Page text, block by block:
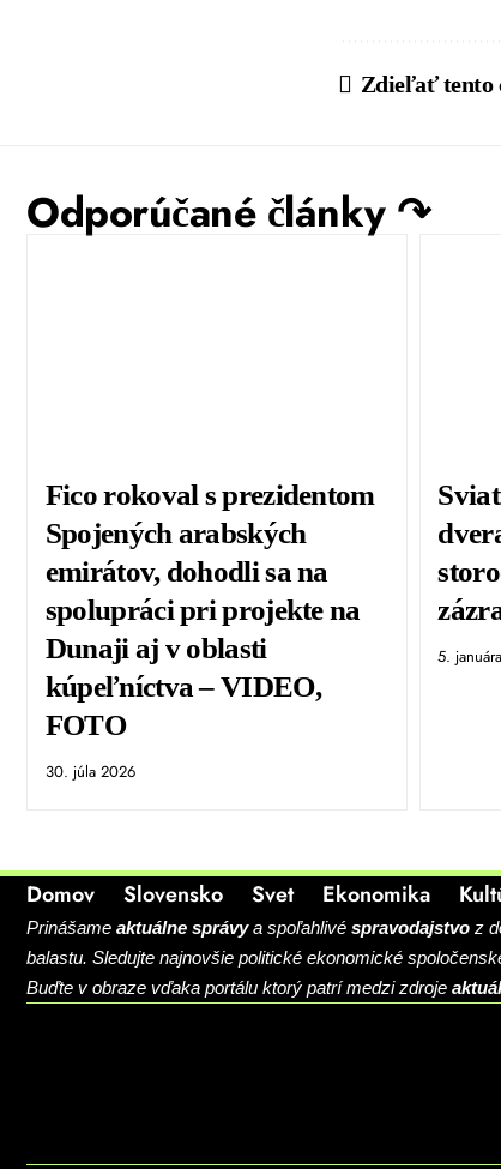
Zdieľať tento
Odporúčané články ↷
Fico rokoval s prezidentom
Spojených arabských
emirátov, dohodli sa na
spolupráci pri projekte na
Dunaji aj v oblasti
kúpeľníctva – VIDEO,
FOTO
30. júla 2026
5.
Domov Slovensko Svet Ekonomika
Prinášame aktuálne správya spoľahlivé spravodajstvo z
balastu. Sledujte najnovšie politické ekonomické
Buďte v obraze vďaka portálu ktorý patrí medzi zdroje